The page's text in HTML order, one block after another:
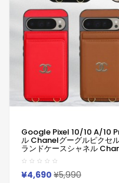
Google Pixel 10/10 A/10
ル Chanelグーグルピクセ
ランドケースシャネル
10v Iv 1 VII SO-51F ケース
Iphone/Galaxy/Xperia/
¥4,690 ¥5,990